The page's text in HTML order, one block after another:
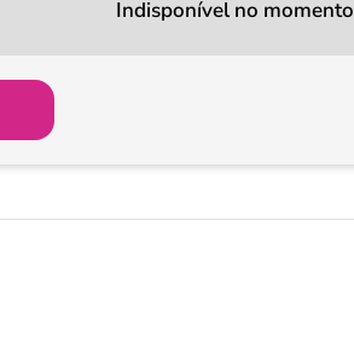
Indisponível no momento